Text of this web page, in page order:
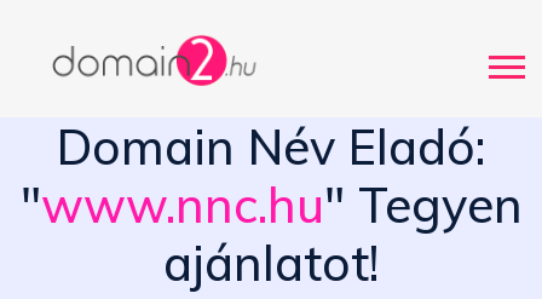
Domain Név Eladó:
"www.nnc.hu" Tegyen
ajánlatot!